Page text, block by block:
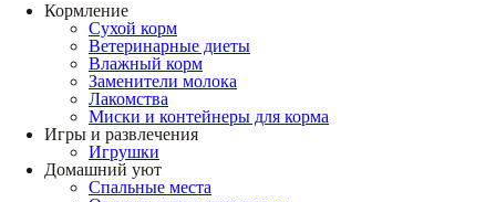
Кормление
Сухой корм
Ветеринарные диеты
Влажный корм
Заменители молока
Лакомства
Миски и контейнеры для корма
Игры и развлечения
Игрушки
Домашний уют
Спальные места